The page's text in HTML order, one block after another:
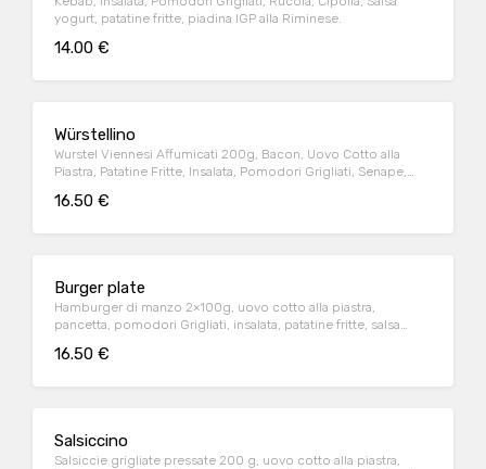
yogurt, patatine fritte, piadina IGP alla Riminese.
14.00 €
Würstellino
Wurstel Viennesi Affumicati 200g, Bacon, Uovo Cotto alla
Piastra, Patatine Fritte, Insalata, Pomodori Grigliati, Senape,
16.50 €
Burger plate
Hamburger di manzo 2×100g, uovo cotto alla piastra,
pancetta, pomodori Grigliati, insalata, patatine fritte, salsa
16.50 €
Salsiccino
Salsiccie grigliate pressate 200 g, uovo cotto alla piastra,